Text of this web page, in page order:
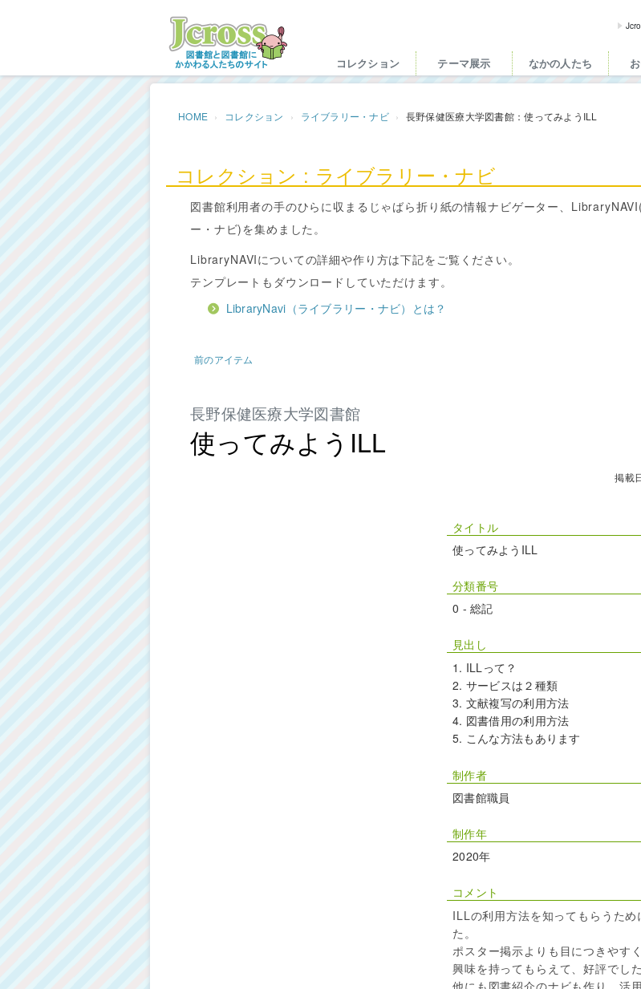
Jcross（ジェイクロス）
コレクション テーマ展示 なかの人たち
HOME コレクション ライブラリー・ナビ 長野保健医療大学図書館：使ってみようILL
コレクション : ライブラリー・ナビ
図書館利用者の手のひらに収まるじゃばら折り紙の情報ナビゲーター、
ー・ナビ)を集めました。
LibraryNAVIについての詳細や作り方は下記をご覧ください。
テンプレートもダウンロードしていただけます。
LibraryNavi（ライブラリー・ナビ）とは？
前のアイテム
長野保健医療大学図書館
使ってみようILL
掲載
タイトル
使ってみようILL
分類番号
0 - 総記
見出し
ILLって？
サービスは２種類
文献複写の利用方法
図書借用の利用方法
こんな方法もあります
制作者
図書館職員
制作年
2020年
コメント
ILLの利用方法を知ってもらうため
た。
ポスター掲示よりも目につきやす
興味を持ってもらえて、好評でした
他にも図書紹介のナビも作り、活